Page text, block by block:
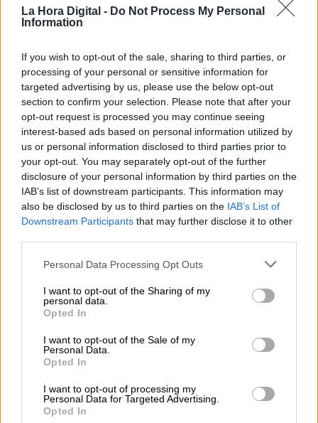
La Hora Digital - Do Not Process My Personal
Information
If you wish to opt-out of the sale, sharing to third parties, or
processing of your personal or sensitive information for
targeted advertising by us, please use the below opt-out
section to confirm your selection. Please note that after your
opt-out request is processed you may continue seeing
interest-based ads based on personal information utilized by
us or personal information disclosed to third parties prior to
your opt-out. You may separately opt-out of the further
disclosure of your personal information by third parties on the
IAB’s list of downstream participants. This information may
also be disclosed by us to third parties on the IAB’s List of
Downstream Participants that may further disclose it to other
Personal Data Processing Opt Outs
I want to opt-out of the Sharing of my
personal data.
Opted In
I want to opt-out of the Sale of my
Personal Data.
Opted In
I want to opt-out of processing my
Personal Data for Targeted Advertising.
Opted In
"melones" complicados "anti-Sánchez" que le
podrían llegar a costar caros si accede al
Pablo Casado Presidente del Gobierno
Ley del aborto
Partido Popular
derogación de leyes sociales
NOTICIAS RELACIONADAS
Bendodo afirma que el Gobierno no
quiere un acuerdo con el Partido
Popular